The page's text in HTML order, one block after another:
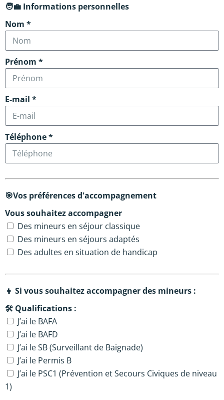
🧑‍💼 Informations personnelles
Nom *
Prénom *
E-mail *
Téléphone *
🎯Vos préférences d'accompagnement
Vous souhaitez accompagner
Des mineurs en séjour classique
Des mineurs en séjours adaptés
Des adultes en situation de handicap
👧 Si vous souhaitez accompagner des mineurs :
🛠️ Qualifications :
J’ai le BAFA
J’ai le BAFD
J’ai le SB (Surveillant de Baignade)
J’ai le Permis B
J’ai le PSC1 (Prévention et Secours Civiques de niveau
1)